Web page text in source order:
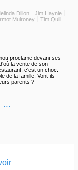
Dillon
Jim Haynie
Mulroney
Tim Quill
proclame devant ses
la vente de son
c'est un choc.
de la famille. Vont-ils
parents ?
...